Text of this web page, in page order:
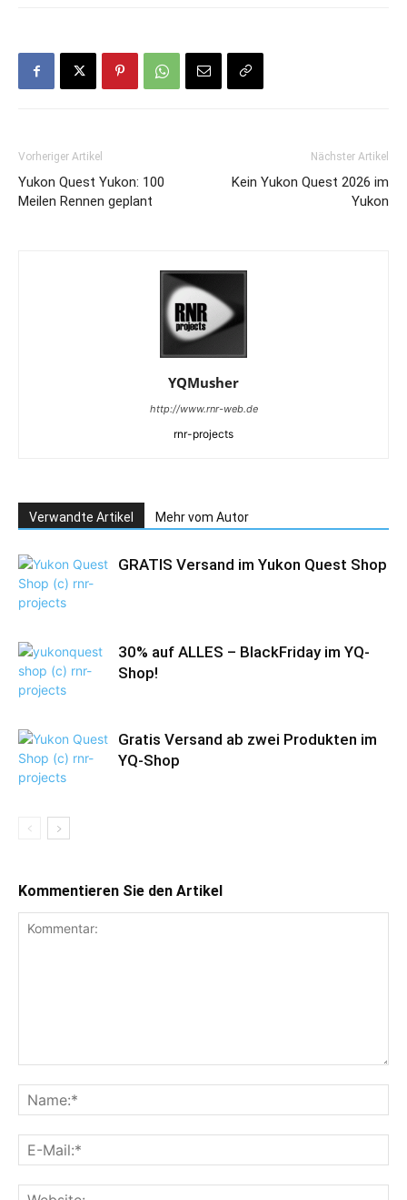
Vorheriger Artikel
Yukon Quest Yukon: 100
Meilen Rennen geplant
Nächster Artikel
Kein Yukon Quest 2026 im
Yukon
YQMusher
http://www.rnr-web.de
rnr-projects
Verwandte Artikel Mehr vom Autor
GRATIS Versand im Yukon Quest Shop
30% auf ALLES – BlackFriday im YQ-
Shop!
Gratis Versand ab zwei Produkten im
YQ-Shop
Kommentieren Sie den Artikel